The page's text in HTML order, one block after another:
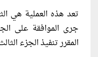
تعد هذه العملية هي
المقرر تنفيذ الجزء